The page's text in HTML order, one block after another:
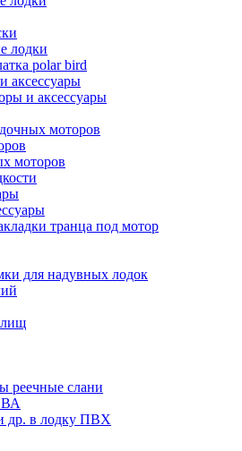
лодки
polar bird
аксессуары
и аксессуары
моторов
моторов
транца под мотор
для надувных лодок
реечные слани
др. в лодку ПВХ